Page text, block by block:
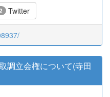
Twitter
調立会権について(寺田